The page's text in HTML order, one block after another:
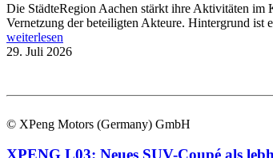
Die StädteRegion Aachen stärkt ihre Aktivitäten im
Vernetzung der beteiligten Akteure. Hintergrund ist
weiterlesen
29. Juli 2026
© XPeng Motors (Germany) GmbH
XPENG L03: Neues SUV-Coupé als